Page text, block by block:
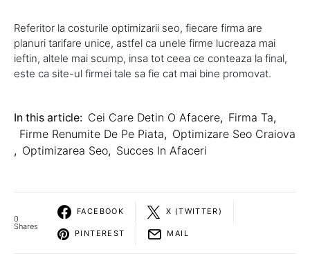
Referitor la costurile optimizarii seo, fiecare firma are
planuri tarifare unice, astfel ca unele firme lucreaza mai
ieftin, altele mai scump, insa tot ceea ce conteaza la final,
este ca site-ul firmei tale sa fie cat mai bine promovat.
In this article: Cei Care Detin O Afacere, Firma Ta,
Firme Renumite De Pe Piata, Optimizare Seo Craiova
, Optimizarea Seo, Succes In Afaceri
0
Shares
FACEBOOK X (TWITTER)
PINTEREST MAIL